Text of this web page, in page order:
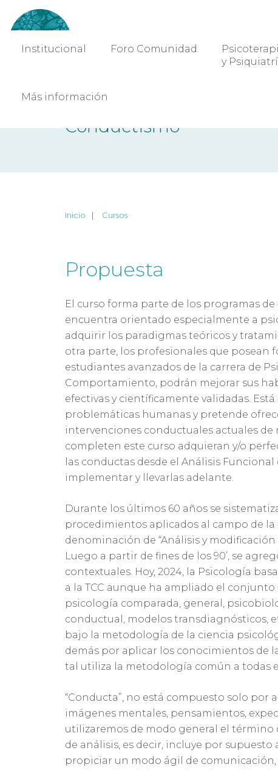
Institucional Foro Comunidad
y
Más información
Conductismo
Inicio Cursos
Propuesta
El curso forma parte de los programas
encuentra orientado especialmente a
adquirir los paradigmas teóricos y
otra parte, los profesionales que
estudiantes avanzados de la carrera de
Comportamiento, podrán mejorar sus
efectivas y científicamente validadas.
problemáticas humanas y pretende
intervenciones conductuales actuales de
completen este curso adquieran y/o
las conductas desde el Análisis
implementar y llevarlas adelante.
Durante los últimos 60 años se
procedimientos aplicados al campo de
denominación de “Análisis y
Luego a partir de fines de los 90’, se
contextuales. Hoy, 2024, la Psicología
a la TCC aunque ha ampliado el
psicología comparada, general,
conductual, modelos transdiagnósticos,
bajo la metodología de la ciencia
demás por aplicar los conocimientos de
tal utiliza la metodología común a todas
“Conducta”, no está compuesto solo por
imágenes mentales, pensamientos,
utilizaremos de modo general el
de análisis, es decir, incluye por supuesto
propiciar un modo ágil de comunicación,